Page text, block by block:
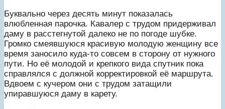
Буквально через десять минут показалась
влюбленная парочка. Кавалер с трудом придерживал
даму в расстегнутой далеко не по погоде шубке.
Громко смеявшуюся красивую молодую женщину все
время заносило куда-то совсем в сторону от нужного
пути. Но её молодой и крепкого вида спутник пока
справлялся с должной корректировкой её маршрута.
Вдвоем с кучером они с трудом затащили
упиравшуюся даму в карету.